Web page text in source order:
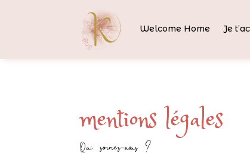
Welcome Home Je
mentions légales
Qui sommes-nous ?